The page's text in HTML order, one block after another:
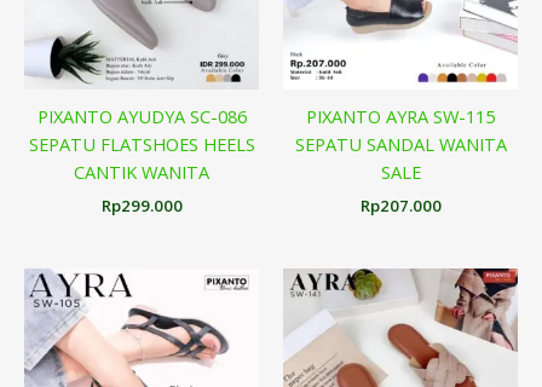
PIXANTO AYUDYA SC-086
SEPATU FLATSHOES HEELS
CANTIK WANITA
Rp299.000
PIXANTO AYRA SW-115
SEPATU SANDAL WANITA
SALE
Rp207.000